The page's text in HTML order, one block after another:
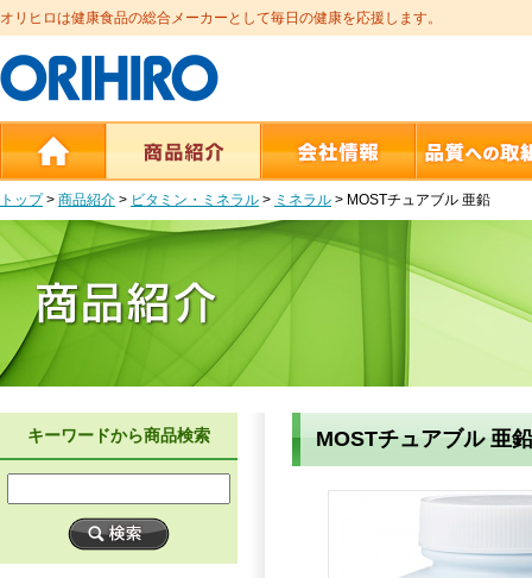
オリヒロは健康食品の総合メーカーとして毎日の健康を応援します。
トップ> 商品紹介 > ビタミン・ミネラル > ミネラル > MOSTチュアブル 亜鉛
キーワードから商品検索 MOSTチュアブル 亜鉛